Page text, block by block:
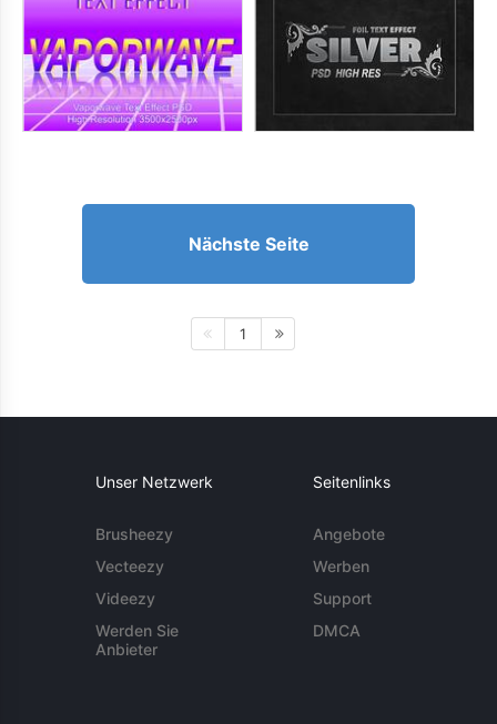
Nächste Seite
1
Unser Netzwerk
Brusheezy
Vecteezy
Videezy
Werden Sie
Anbieter
Seitenlinks
Angebote
Werben
Support
DMCA